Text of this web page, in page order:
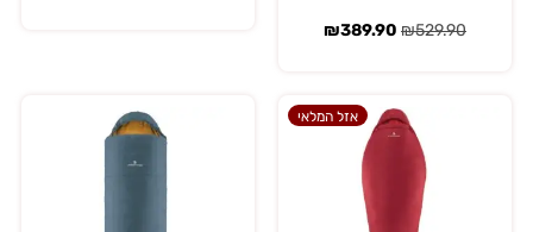
₪529.90
₪389.90
אזל המלאי